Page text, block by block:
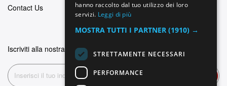
Contact Us
Iscriviti alla nostra newsletter
hanno raccolto dal tuo utilizzo dei loro
servizi. Leggi di più
MOSTRA TUTTI I PARTNER (1910) →
STRETTAMENTE NECESSARI
PERFORMANCE